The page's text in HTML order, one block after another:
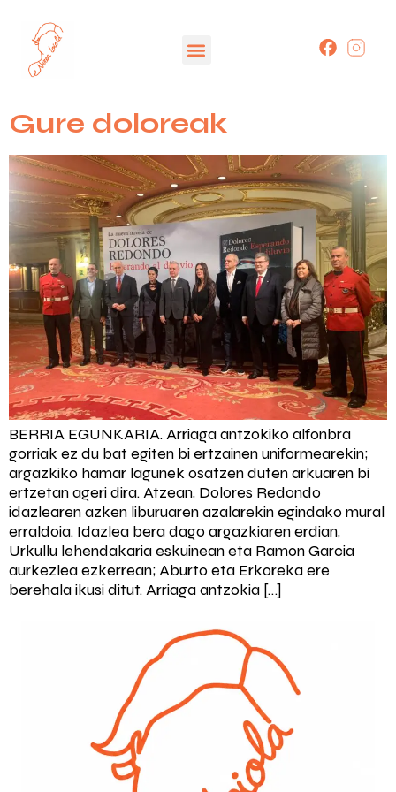
Gure doloreak
BERRIA EGUNKARIA. Arriaga antzokiko alfonbra
gorriak ez du bat egiten bi ertzainen uniformearekin;
argazkiko hamar lagunek osatzen duten arkuaren bi
ertzetan ageri dira. Atzean, Dolores Redondo
idazlearen azken liburuaren azalarekin egindako mural
erraldoia. Idazlea bera dago argazkiaren erdian,
Urkullu lehendakaria eskuinean eta Ramon Garcia
aurkezlea ezkerrean; Aburto eta Erkoreka ere
berehala ikusi ditut. Arriaga antzokia […]